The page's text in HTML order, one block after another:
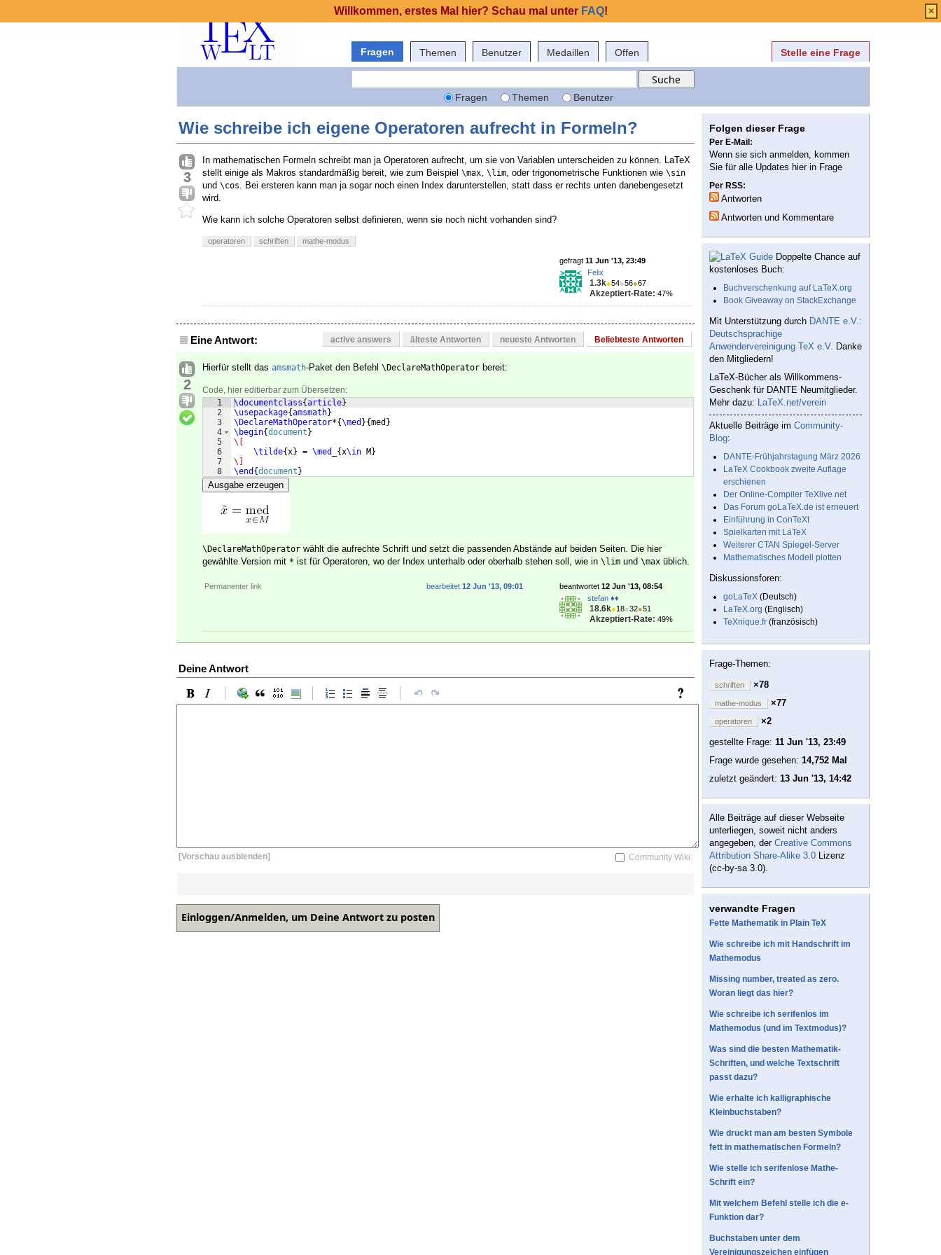
Fragen Themen Benutzer Medaillen Offen Stelle eine Frage
Fragen Themen Benutzer
Wie schreibe ich eigene Operatoren aufrecht in Formeln?
3
In mathematischen Formeln schreibt man ja Operatoren aufrecht, um sie von Variablen unterscheiden zu können. LaTeX
stellt einige als Makros standardmäßig bereit, wie zum Beispiel \max, \lim, oder trigonometrische Funktionen wie \sin
und \cos. Bei ersteren kann man ja sogar noch einen Index darunterstellen, statt dass er rechts unten danebengesetzt
wird.
Wie kann ich solche Operatoren selbst definieren, wenn sie noch nicht vorhanden sind?
operatoren schriften mathe-modus
gefragt 11 Jun '13, 23:49
Felix
1.3k●54●56●67
Akzeptiert-Rate: 47%
Eine Antwort: active answers älteste Antworten neueste Antworten Beliebteste Antworten
2
Hierfür stellt das amsmath-Paket den Befehl \DeclareMathOperator bereit:
Code, hier editierbar zum Übersetzen:
1
2
3
4
5
6
7
8
\documentclass{article}
\usepackage{amsmath}
\DeclareMathOperator*{\med }{med }
\begin{document }
\[
\tilde{x} = \med {x\in M }
\]
\end {document }
Ausgabe erzeugen
\DeclareMathOperator wählt die aufrechte Schrift und setzt die passenden Abstände auf beiden Seiten. Die hier
gewählte Version mit * ist für Operatoren, wo der Index unterhalb oder oberhalb stehen soll, wie in \lim und \max üblich.
Permanenter link beantwortet 12 Jun '13, 08:54
stefan ♦♦
18.6k●18●32●51
Akzeptiert-Rate: 49%
bearbeitet 12 Jun '13, 09:01
Deine Antwort
[Vorschau ausblenden] Community Wiki:
Folgen dieser Frage
Per E-Mail:
Wenn sie sich anmelden, kommen
Sie für alle Updates hier in Frage
Per RSS:
Antworten
Antworten und Kommentare
Doppelte Chance auf
kostenloses Buch:
Buchverschenkung auf LaTeX.org
Book Giveaway on StackExchange
Mit Unterstützung durch DANTE e.V.:
Deutschsprachige
Anwendervereinigung TeX e.V. Danke
den Mitgliedern!
LaTeX-Bücher als Willkommens-
Geschenk für DANTE Neumitglieder.
Mehr dazu: LaTeX.net/verein
Aktuelle Beiträge im Community-
Blog:
DANTE-Frühjahrstagung März 2026
LaTeX Cookbook zweite Auflage
erschienen
Der Online-Compiler TeXlive.net
Das Forum goLaTeX.de ist erneuert
Einführung in ConTeXt
Spielkarten mit LaTeX
Weiterer CTAN Spiegel-Server
Mathematisches Modell plotten
Diskussionsforen:
goLaTeX (Deutsch)
LaTeX.org (Englisch)
TeXnique.fr (französisch)
Frage-Themen:
schriften ×78
mathe-modus ×77
operatoren
×2
gestellte Frage: 11 Jun '13, 23:49
Frage wurde gesehen: 14,752 Mal
zuletzt geändert: 13 Jun '13, 14:42
Alle Beiträge auf dieser Webseite
unterliegen, soweit nicht anders
angegeben, der Creative Commons
Attribution Share-Alike 3.0 Lizenz
(cc-by-sa 3.0).
verwandte Fragen
Fette Mathematik in Plain TeX
Wie schreibe ich mit Handschrift im
Mathemodus
Missing number, treated as zero.
Woran liegt das hier?
Wie schreibe ich serifenlos im
Mathemodus (und im Textmodus)?
Was sind die besten Mathematik-
Schriften, und welche Textschrift
passt dazu?
Wie erhalte ich kalligraphische
Kleinbuchstaben?
Wie druckt man am besten Symbole
fett in mathematischen Formeln?
Wie stelle ich serifenlose Mathe-
Schrift ein?
Mit welchem Befehl stelle ich die e-
Funktion dar?
Buchstaben unter dem
Vereinigungszeichen einfügen
Willkommen, erstes Mal hier? Schau mal unter FAQ! ×